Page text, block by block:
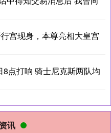
宫现身，本尊亮相大皇宫
点打响 骑士尼克斯两队均
讯